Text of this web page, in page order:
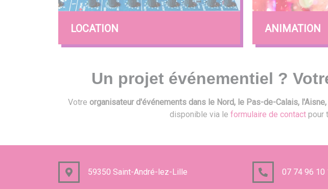
LOCATION ANIMATION
Un projet événementiel ?
Votre organisateur d'événements dans le Nord, le Pas-de-Calais,
disponible via le formulaire de contact pour
59350 Saint-André-lez-Lille 07 74 96 10